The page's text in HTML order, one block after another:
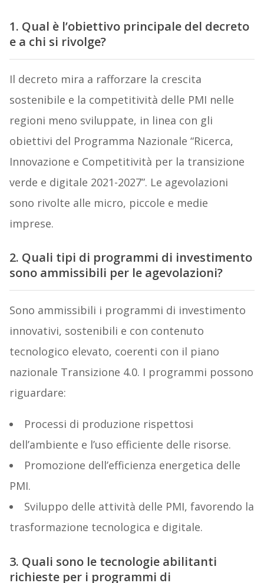
1. Qual è l’obiettivo principale del decreto
e a chi si rivolge?
Il decreto mira a rafforzare la crescita
sostenibile e la competitività delle PMI nelle
regioni meno sviluppate, in linea con gli
obiettivi del Programma Nazionale “Ricerca,
Innovazione e Competitività per la transizione
verde e digitale 2021-2027”. Le agevolazioni
sono rivolte alle micro, piccole e medie
imprese.
2. Quali tipi di programmi di investimento
sono ammissibili per le agevolazioni?
Sono ammissibili i programmi di investimento
innovativi, sostenibili e con contenuto
tecnologico elevato, coerenti con il piano
nazionale Transizione 4.0. I programmi possono
riguardare:
Processi di produzione rispettosi
dell’ambiente e l’uso efficiente delle risorse.
Promozione dell’efficienza energetica delle
PMI.
Sviluppo delle attività delle PMI, favorendo la
trasformazione tecnologica e digitale.
3. Quali sono le tecnologie abilitanti
richieste per i programmi di